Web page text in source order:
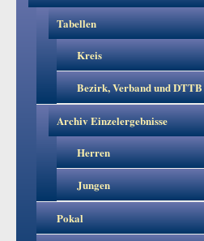
Tabellen
Kreis
Bezirk, Verband und DTTB
Archiv Einzelergebnisse
Herren
Jungen
Pokal